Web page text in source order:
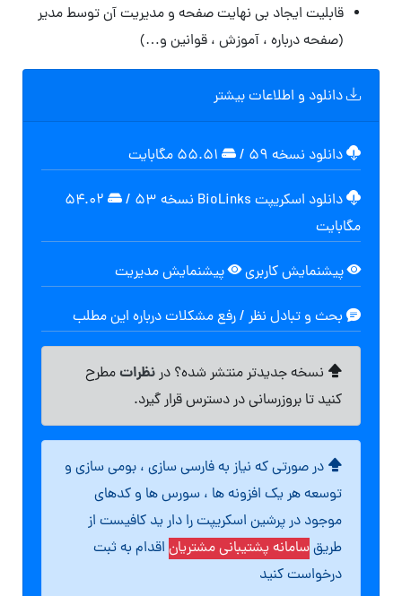
قابلیت ایجاد بی نهایت صفحه و مدیریت آن توسط مدیر
(صفحه درباره ، آموزش ، قوانین و…)
دانلود و اطلاعات بیشتر
دانلود نسخه ۵۹ /
دانلود اسکریپت BioLinks نسخه 53 /
۵۴.۰۲
مگابايت
پیشنمایش کاربری پیشنمایش مدیریت
بحث و تبادل نظر / رفع مشکلات درباره این مطلب
نسخه جدیدتر منتشر شده؟ درنظراتمطرح
کنید تا بروزرسانی در دسترس قرار گیرد.
در صورتی که نیاز به فارسی سازی ، بومی سازی و
توسعه هر یک افزونه ها ، سورس ها و کدهای
موجود در پرشین اسکریپت را دار ید کافیست از
طریقسامانه پشتیبانی مشتریان اقدام به ثبت
درخواست کنید